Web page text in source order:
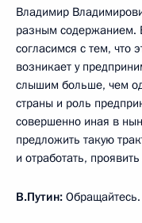
Владимир
разным содержанием.
согласимся с тем, что
возникает у
слышим больше, чем
страны и роль
совершенно иная в
предложить такую
и отработать,
В.Путин: Обращайтесь.